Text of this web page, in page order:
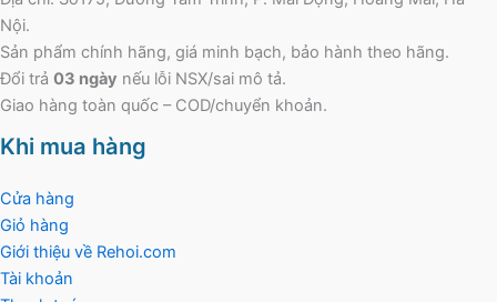
Nội.
Sản phẩm chính hãng, giá minh bạch, bảo hành theo hãng.
Đổi trả 03 ngày nếu lỗi NSX/sai mô tả.
Giao hàng toàn quốc – COD/chuyển khoản.
Khi mua hàng
Cửa hàng
Giỏ hàng
Giới thiệu về Rehoi.com
Tài khoản